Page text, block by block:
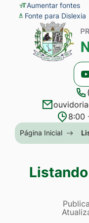
Seção
de
atalhos
acessibilidade
Ir
para
conteúdo
menu
[alt+2]
para
Aumentar fontes
Fonte para Dislexia
Seção
menu
8:00
Seção
do
principal
Página Inicial
Página